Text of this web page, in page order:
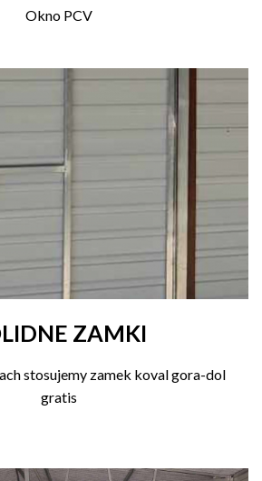
Okno PCV
ZAMKI
stosujemy zamek koval gora-dol
gratis